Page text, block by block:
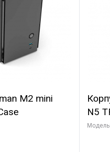
M2 mini
N5